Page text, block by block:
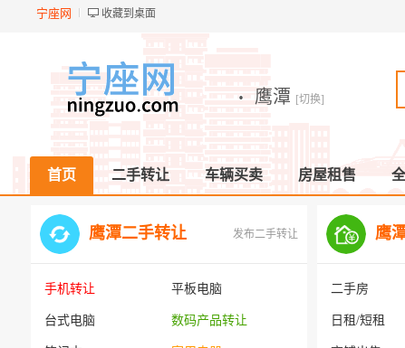
宁座网 收藏到桌面
· 鹰潭 [切换]
首页 二手转让 车辆买卖 房屋租售
鹰潭二手转让 发布二手转让
手机转让 平板电脑
台式电脑 数码产品转让
鹰
二手房
日租/短租